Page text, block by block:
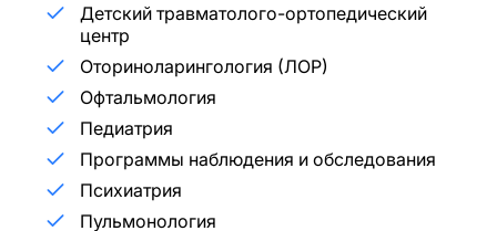
Детский травматолого-ортопедический
центр
Оториноларингология (ЛОР)
Офтальмология
Педиатрия
Программы наблюдения и обследования
Психиатрия
Пульмонология